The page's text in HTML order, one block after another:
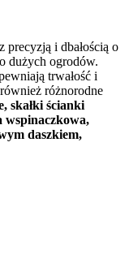
precyzją i dbałością o
dużych ogrodów.
trwałość i
różnorodne
skałki ścianki
wspinaczkowa,
daszkiem,